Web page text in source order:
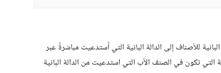
للأصناف إلى الدالة البانية التي اُستدعيت مباشرةً عبر
التي تكون في الصنف الأب التي استدعيت من الدالة البانية